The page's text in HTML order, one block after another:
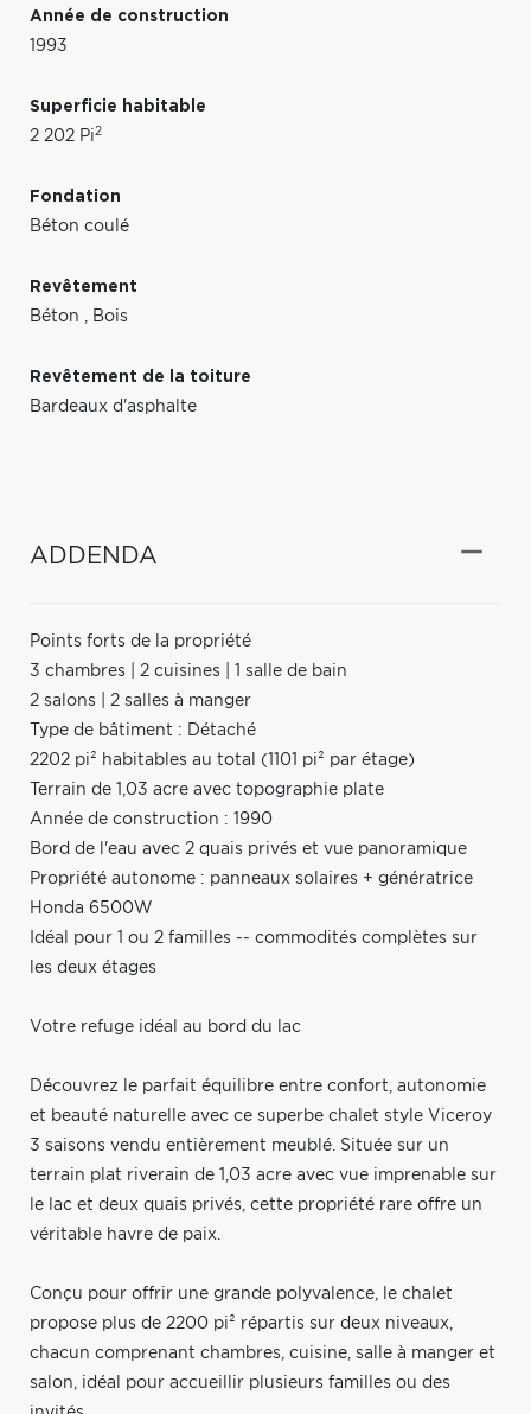
Année de construction
1993
Superficie habitable
2 202 Pi2
Fondation
Béton coulé
Revêtement
Béton , Bois
Revêtement de la toiture
Bardeaux d'asphalte
ADDENDA
Points forts de la propriété
3 chambres | 2 cuisines | 1 salle de bain
2 salons | 2 salles à manger
Type de bâtiment : Détaché
2202 pi² habitables au total (1101 pi² par étage)
Terrain de 1,03 acre avec topographie plate
Année de construction : 1990
Bord de l'eau avec 2 quais privés et vue panoramique
Propriété autonome : panneaux solaires + génératrice
Honda 6500W
Idéal pour 1 ou 2 familles -- commodités complètes sur
les deux étages
Votre refuge idéal au bord du lac
Découvrez le parfait équilibre entre confort, autonomie
et beauté naturelle avec ce superbe chalet style Viceroy
3 saisons vendu entièrement meublé. Située sur un
terrain plat riverain de 1,03 acre avec vue imprenable sur
le lac et deux quais privés, cette propriété rare offre un
véritable havre de paix.
Conçu pour offrir une grande polyvalence, le chalet
propose plus de 2200 pi² répartis sur deux niveaux,
chacun comprenant chambres, cuisine, salle à manger et
salon, idéal pour accueillir plusieurs familles ou des